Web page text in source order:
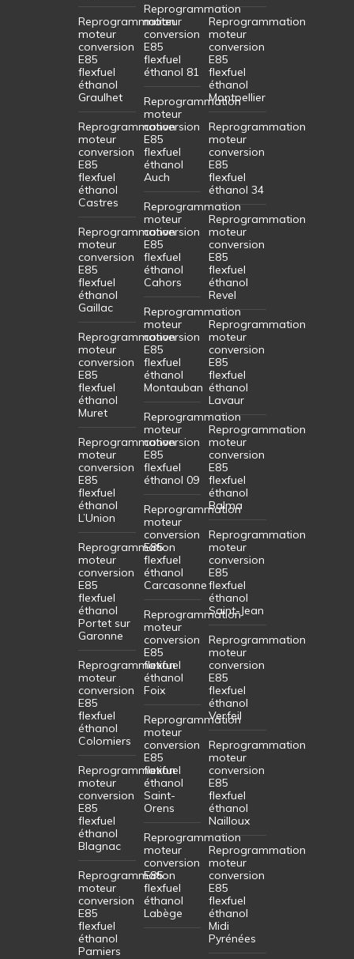
Reprogrammation
moteur
conversion
E85
flexfuel
éthanol
Graulhet
Reprogrammation
moteur
conversion
E85
flexfuel
éthanol
Castres
Reprogrammation
moteur
conversion
E85
flexfuel
éthanol
Gaillac
Reprogrammation
moteur
conversion
E85
flexfuel
éthanol
Muret
Reprogrammation
moteur
conversion
E85
flexfuel
éthanol
L’Union
Reprogrammation
moteur
conversion
E85
flexfuel
éthanol
Portet sur
Garonne
Reprogrammation
moteur
conversion
E85
flexfuel
éthanol
Colomiers
Reprogrammation
moteur
conversion
E85
flexfuel
éthanol
Blagnac
Reprogrammation
moteur
conversion
E85
flexfuel
éthanol
Pamiers
Reprogrammation
moteur
conversion
E85
flexfuel
éthanol 81
Reprogrammation
moteur
conversion
E85
flexfuel
éthanol
Auch
Reprogrammation
moteur
conversion
E85
flexfuel
éthanol
Cahors
Reprogrammation
moteur
conversion
E85
flexfuel
éthanol
Montauban
Reprogrammation
moteur
conversion
E85
flexfuel
éthanol 09
Reprogrammation
moteur
conversion
E85
flexfuel
éthanol
Carcasonne
Reprogrammation
moteur
conversion
E85
flexfuel
éthanol
Foix
Reprogrammation
moteur
conversion
E85
flexfuel
éthanol
Saint-
Orens
Reprogrammation
moteur
conversion
E85
flexfuel
éthanol
Labège
Reprogrammation
moteur
conversion
E85
flexfuel
éthanol
Montpellier
Reprogrammation
moteur
conversion
E85
flexfuel
éthanol 34
Reprogrammation
moteur
conversion
E85
flexfuel
éthanol
Revel
Reprogrammation
moteur
conversion
E85
flexfuel
éthanol
Lavaur
Reprogrammation
moteur
conversion
E85
flexfuel
éthanol
Balma
Reprogrammation
moteur
conversion
E85
flexfuel
éthanol
Saint-Jean
Reprogrammation
moteur
conversion
E85
flexfuel
éthanol
Verfeil
Reprogrammation
moteur
conversion
E85
flexfuel
éthanol
Nailloux
Reprogrammation
moteur
conversion
E85
flexfuel
éthanol
Midi
Pyrénées